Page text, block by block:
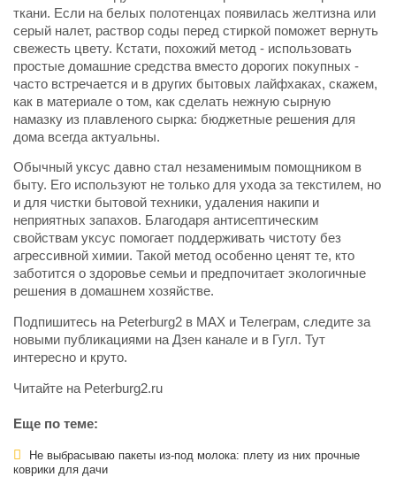
ткани. Если на белых полотенцах появилась желтизна или
серый налет, раствор соды перед стиркой поможет вернуть
свежесть цвету. Кстати, похожий метод - использовать
простые домашние средства вместо дорогих покупных -
часто встречается и в других бытовых лайфхаках, скажем,
как в материале о том, как сделать нежную сырную
намазку из плавленого сырка: бюджетные решения для
дома всегда актуальны.
Обычный уксус давно стал незаменимым помощником в
быту. Его используют не только для ухода за текстилем, но
и для чистки бытовой техники, удаления накипи и
неприятных запахов. Благодаря антисептическим
свойствам уксус помогает поддерживать чистоту без
агрессивной химии. Такой метод особенно ценят те, кто
заботится о здоровье семьи и предпочитает экологичные
решения в домашнем хозяйстве.
Подпишитесь на Peterburg2 в MAX и Телеграм, следите за
новыми публикациями на Дзен канале и в Гугл. Тут
интересно и круто.
Читайте на Peterburg2.ru
Еще по теме:
Не выбрасываю пакеты из-под молока: плету из них прочные
коврики для дачи